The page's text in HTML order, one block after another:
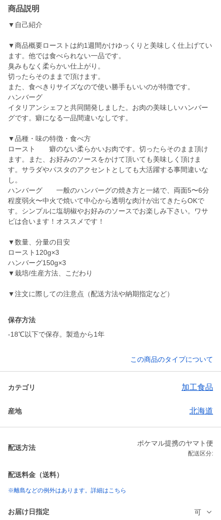
商品説明
▼自己紹介
▼商品概要ローストは約1週間かけゆっくりと美味しく仕上げてい
ます。他では食べられない一品です。
臭みもなく柔らかい仕上がり。
切ったらそのままで頂けます。
また、食べきりサイズなので使い勝手もいいのが特徴です。
ハンバーグ
イタリアンシェフと共同開発しました。お肉の美味しいハンバー
グです。癖になる一品間違いなしです。
▼品種・味の特徴・食べ方
ロースト 癖のない柔らかいお肉です。切ったらそのまま頂け
ます。また、お好みのソースをかけて頂いても美味しく頂けま
す。サラダやパスタのアクセントとしても大活躍する事間違いな
し。
ハンバーグ 一般のハンバーグの焼き方と一緒で、両面5〜6分
程度弱火〜中火で焼いて中心から透明な肉汁が出てきたらOKで
す。シンプルに塩胡椒やお好みのソースでお楽しみ下さい。ワサ
ビは合います！オススメです！
▼数量、分量の目安
ロースト120g×3
ハンバーグ150g×3
▼栽培/生産方法、こだわり
▼注文に際しての注意点（配送方法や納期指定など）
保存方法
-18℃以下で保存。製造から1年
この商品のタイプについて
カテゴリ 加工食品
産地 北海道
配送方法
ポケマル提携のヤマト便
配送区分:
配送料金（送料）
※離島などの例外はあります。詳細はこちら
お届け日指定 可